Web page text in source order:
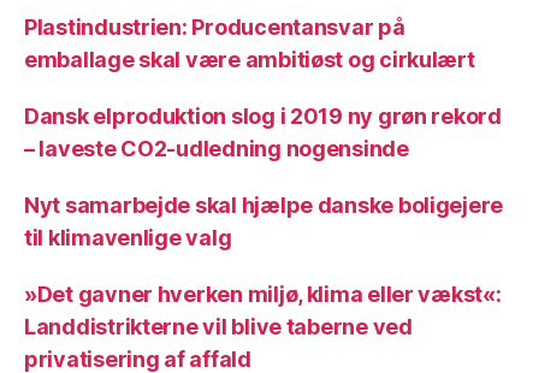
Plastindustrien: Producentansvar på
emballage skal være ambitiøst og cirkulært
Dansk elproduktion slog i 2019 ny grøn rekord
– laveste CO2-udledning nogensinde
Nyt samarbejde skal hjælpe danske boligejere
til klimavenlige valg
»Det gavner hverken miljø, klima eller vækst«:
Landdistrikterne vil blive taberne ved
privatisering af affald